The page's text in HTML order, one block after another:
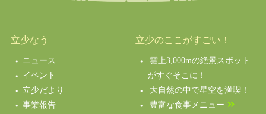
立少なう
ニュース
イベント
立少だより
事業報告
立少のここがすごい！
雲上3,000mの絶景スポット
がすぐそこに！
大自然の中で星空を満喫！
豊富な食事メニュー